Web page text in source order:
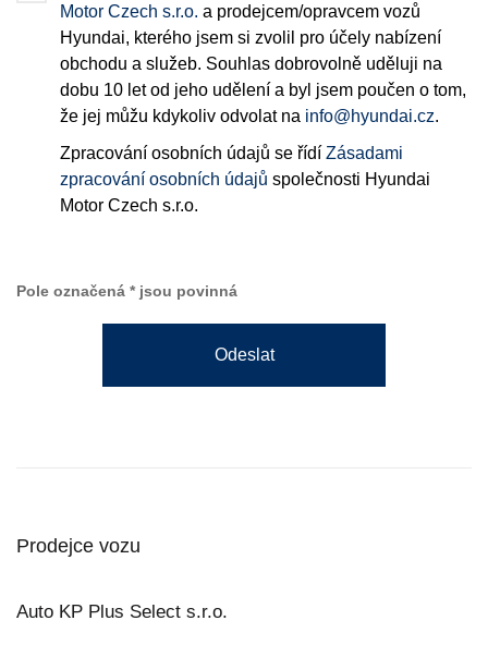
Motor Czech s.r.o. a prodejcem/opravcem vozů
Hyundai, kterého jsem si zvolil pro účely nabízení
obchodu a služeb. Souhlas dobrovolně uděluji na
dobu 10 let od jeho udělení a byl jsem poučen o tom,
že jej můžu kdykoliv odvolat na info@hyundai.cz.
Zpracování osobních údajů se řídí Zásadami
zpracování osobních údajů společnosti Hyundai
Motor Czech s.r.o.
Pole označená * jsou povinná
Odeslat
Prodejce vozu
Auto KP Plus Select s.r.o.